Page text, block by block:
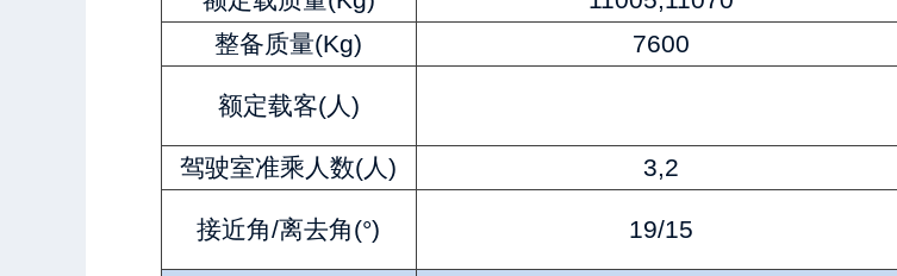
整备质量(Kg)
7600
额定载客(人)
驾驶室准乘人数(人)
3,2
接近角/离去角(°) 19/15